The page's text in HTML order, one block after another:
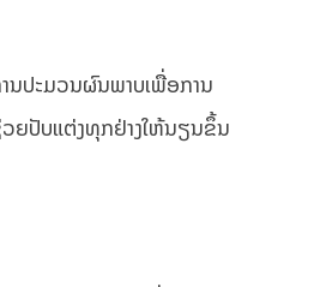
ນປະມວນຜົນພາບເພື່ອການ
ຍປັບແຕ່ງທຸກຢ່າງໃຫ້ນຽນຂຶ້ນ